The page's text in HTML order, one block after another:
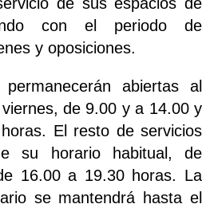
con el periodo de
y oposiciones.
abiertas al
de 9.00 y a 14.00 y
El resto de servicios
su horario habitual, de
16.00 a 19.30 horas. La
se mantendrá hasta el